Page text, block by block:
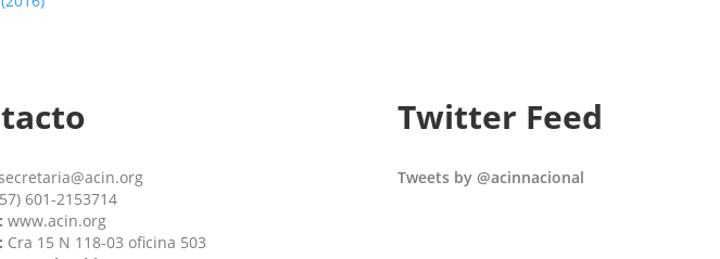
secretaria@acin.org
601-2153714
www.acin.org
Cra 15 N 118-03 oficina 503
Twitter Feed
Tweets by @acinnacional